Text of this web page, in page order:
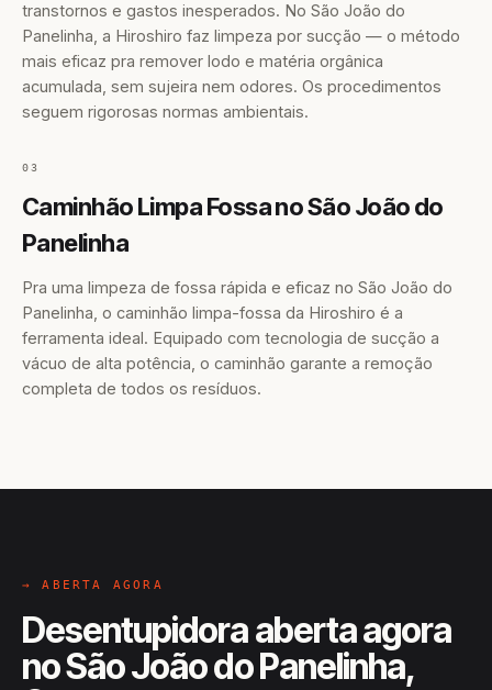
transtornos e gastos inesperados. No São João do
Panelinha, a Hiroshiro faz limpeza por sucção — o método
mais eficaz pra remover lodo e matéria orgânica
acumulada, sem sujeira nem odores. Os procedimentos
seguem rigorosas normas ambientais.
03
Caminhão Limpa Fossa no São João do
Panelinha
Pra uma limpeza de fossa rápida e eficaz no São João do
Panelinha, o caminhão limpa-fossa da Hiroshiro é a
ferramenta ideal. Equipado com tecnologia de sucção a
vácuo de alta potência, o caminhão garante a remoção
completa de todos os resíduos.
→ ABERTA AGORA
Desentupidora aberta agora
no São João do Panelinha,